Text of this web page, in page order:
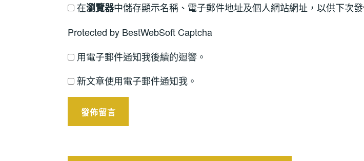
在瀏覽器中儲存顯示名稱、電子郵件地址及個人網站網址，以供下次
Protected by BestWebSoft Captcha
用電子郵件通知我後續的迴響。
新文章使用電子郵件通知我。